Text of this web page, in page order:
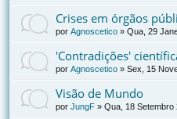
Crises em órgãos
por Agnoscetico » Qua, 29
'Contradições'
por Agnoscetico » Sex, 15
Visão de Mundo
por JungF » Qua, 18 Setembro